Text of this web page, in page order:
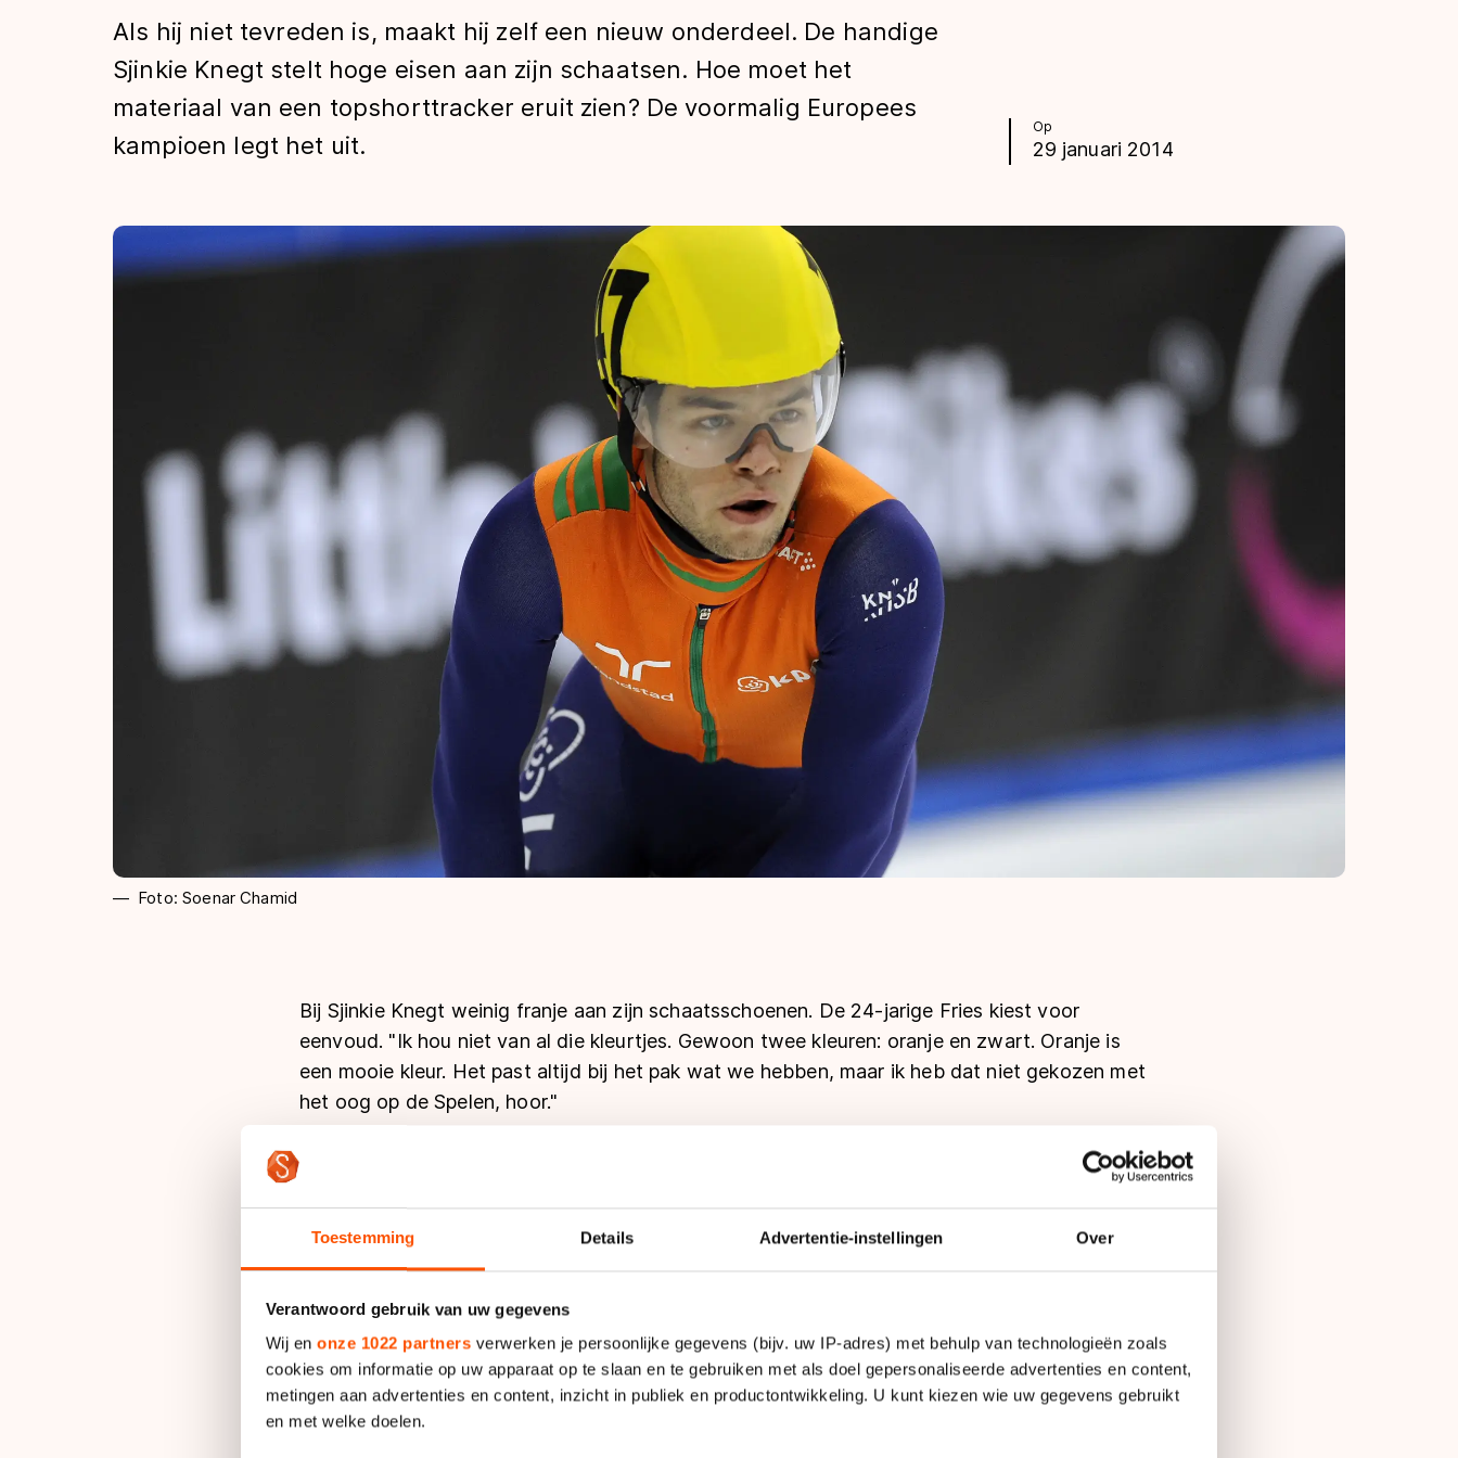
Toestemming Details Advertentie-instellingen Over
Verantwoord gebruik van uw gegevens
Wij en onze 1022 partners verwerken je persoonlijke gegevens (bijv. uw IP-adres) met behulp van technologieën zoals
cookies om informatie op uw apparaat op te slaan en te gebruiken met als doel gepersonaliseerde advertenties en content,
metingen aan advertenties en content, inzicht in publiek en productontwikkeling. U kunt kiezen wie uw gegevens gebruikt
en met welke doelen.
Tijden & historie
De weg op
Olympische Spelen
Op
29 januari 2014
Als hij niet tevreden is, maakt hij zelf een nieuw onderdeel. De handige
Sjinkie Knegt stelt hoge eisen aan zijn schaatsen. Hoe moet het
materiaal van een topshorttracker eruit zien? De voormalig Europees
kampioen legt het uit.
Foto: Soenar Chamid
Bij Sjinkie Knegt weinig franje aan zijn schaatsschoenen. De 24-jarige Fries kiest voor
eenvoud. "Ik hou niet van al die kleurtjes. Gewoon twee kleuren: oranje en zwart. Oranje is
een mooie kleur. Het past altijd bij het pak wat we hebben, maar ik heb dat niet gekozen met
het oog op de Spelen, hoor."
Zijn op maat gemaakte schoenen vervangt hij iedere twee jaar. Hij kiest altijd voor Apex, het
merk dat voormalig topshorttracker Mathieu Turcotte (olympisch brons 1000 meter en goud
geprobeerd, omdat deze goed bevallen."
Zijn schoenen past hij tijdens het seizoen aan. Een week voor belangrijke wedstrijden plakt
Knegt extra foam in de linkerkant van zijn rechterschoen, zodat de schoen nog strakker om
zijn enkel heen komt. "Dan kan ik duidelijk beter sturen. Mijn enkel is dan op één lijn met het
ijs", legt hij uit. Te lang met die aanpassing schaatsen kan hij niet. Bij het laatste
wereldkampioenschap moest hij de extra foam er tijdens het toernooi zelfs uittrekken. "Mijn